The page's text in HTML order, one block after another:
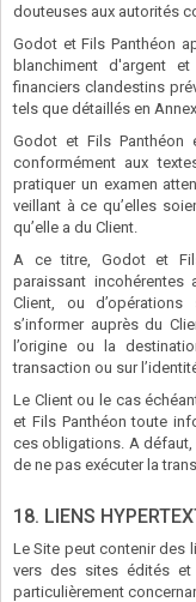
douteuses aux autorités
Godot et Fils Panthéon
blanchiment d'argent
financiers clandestins
tels que détaillés en
Godot et Fils Panthéon
conformément aux
pratiquer un examen
veillant à ce qu’elles
qu’elle a du Client.
A ce titre, Godot et
paraissant incohérentes
Client, ou
s’informer auprès du
l’origine ou la
transaction ou sur
Le Client ou le cas
et Fils Panthéon toute
ces obligations. A défaut,
de ne pas exécuter la
18. LIENS
Le Site peut contenir des
vers des sites édités
particulièrement